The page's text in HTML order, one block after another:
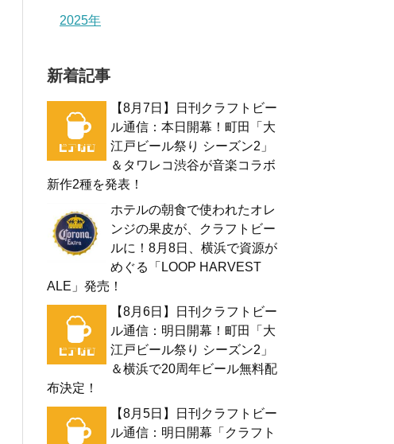
2025年
新着記事
【8月7日】日刊クラフトビー
ル通信：本日開幕！町田「大
江戸ビール祭り シーズン2」
＆タワレコ渋谷が音楽コラボ
新作2種を発表！
ホテルの朝食で使われたオレ
ンジの果皮が、クラフトビー
ルに！8月8日、横浜で資源が
めぐる「LOOP HARVEST
ALE」発売！
【8月6日】日刊クラフトビー
ル通信：明日開幕！町田「大
江戸ビール祭り シーズン2」
＆横浜で20周年ビール無料配
布決定！
【8月5日】日刊クラフトビー
ル通信：明日開幕「クラフト